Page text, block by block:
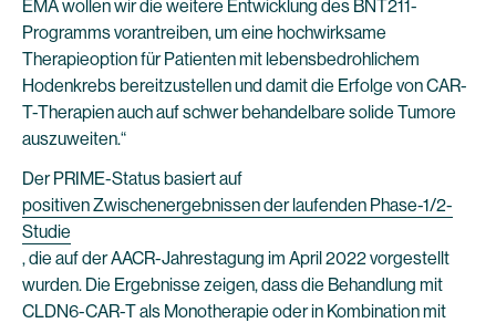
EMA wollen wir die weitere Entwicklung des BNT211-
Programms vorantreiben, um eine hochwirksame
Therapieoption für Patienten mit lebensbedrohlichem
Hodenkrebs bereitzustellen und damit die Erfolge von CAR-
T-Therapien auch auf schwer behandelbare solide Tumore
auszuweiten.“
Der PRIME-Status basiert auf
positiven Zwischenergebnissen der laufenden Phase-1/2-
Studie
, die auf der AACR-Jahrestagung im April 2022 vorgestellt
wurden. Die Ergebnisse zeigen, dass die Behandlung mit
CLDN6-CAR-T als Monotherapie oder in Kombination mit